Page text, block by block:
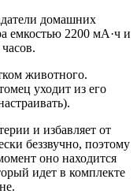
домашних
емкостью 2200 мА·ч и
животного.
уходит из его
и избавляет от
беззвучно, поэтому
оно находится
идет в комплекте